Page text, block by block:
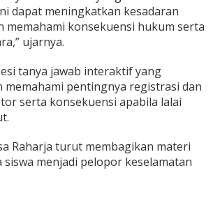
dapat meningkatkan kesadaran
konsekuensi hukum serta
ujarnya.
tanya jawab interaktif yang
memahami pentingnya registrasi dan
serta konsekuensi apabila lalai
Raharja turut membagikan materi
menjadi pelopor keselamatan